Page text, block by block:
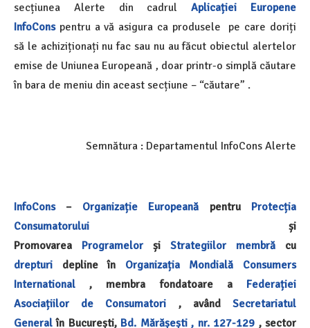
secțiunea Alerte din cadrulAplicației Europene
InfoConspentru a vă asigura ca produsele pe care doriți
să le achiziționați nu fac sau nu au făcut obiectul alertelor
emise de Uniunea Europeană , doar printr-o simplă căutare
în bara de meniu din aceast secțiune – “căutare” .
Semnătura : Departamentul InfoCons Alerte
InfoCons – Organizație Europeană pentru Protecția
Consumatorului
și
Promovarea
Programelor și Strategiilor membră
cu
drepturi
depline în Organizația Mondială
Consumers
International , membra fondatoare a Federației
Asociațiilor de Consumatori
, având
Secretariatul
General în București, Bd. Mărășești , nr. 127-129 , sector